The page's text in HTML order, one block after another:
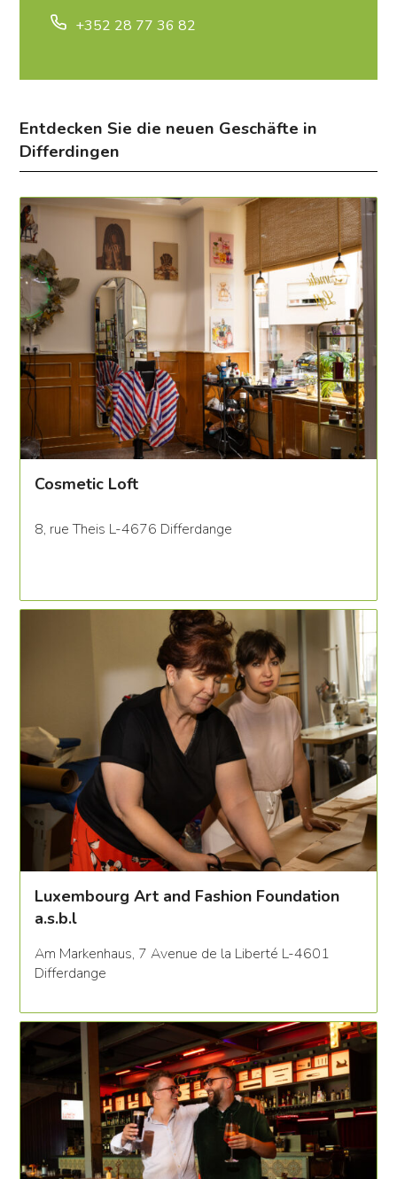
+352 28 77 36 82
Entdecken Sie die neuen Geschäfte in
Differdingen
Cosmetic Loft
8, rue Theis L-4676 Differdange
Luxembourg Art and Fashion Foundation
a.s.b.l
Am Markenhaus, 7 Avenue de la Liberté L-4601
Differdange